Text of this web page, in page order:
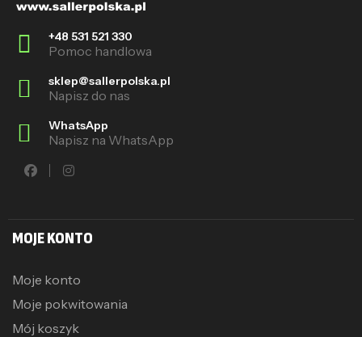
+48 531 521 330
Pomoc handlowa
sklep@sallerpolska.pl
Napisz do nas
WhatsApp
Napisz na WhatsApp
MOJE KONTO
Moje konto
Moje pokwitowania
Mój koszyk